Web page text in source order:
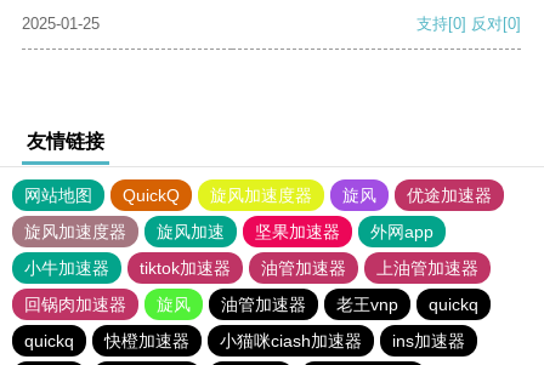
2025-01-25 支持[0] 反对[0]
友情链接
网站地图 QuickQ 旋风加速度器 旋风
优途加速器
旋风加速度器
旋风加速 坚果加速器
外网app
小牛加速器
tiktok加速器 油管加速器
上油管加速器
回锅肉加速器
旋风 油管加速器 老王vnp
quickq
quickq
快橙加速器 小猫咪ciash加速器 ins加速器